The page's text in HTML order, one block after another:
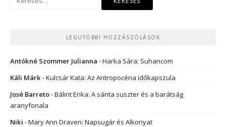
LEGUTÓBBI HOZZÁSZÓLÁSOK
Antókné Szommer Julianna -Harka Sára: Suhancom
Káli Márk-Kulcsár Kata: Az Antropocéna időkapszula
José Barreto-Bálint Erika: A sánta suszter és a barátság
aranyfonala
Niki -Mary Ann Draven: Napsugár és Alkonyat